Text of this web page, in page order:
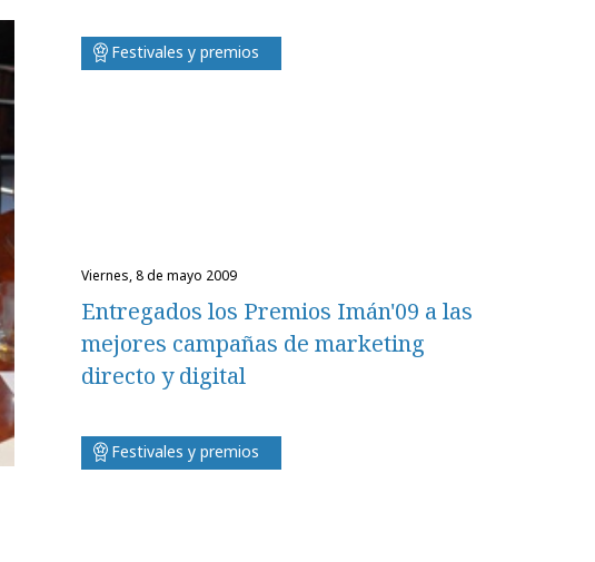
Festivales y premios
viernes, 8 de mayo 2009
Entregados los Premios Imán'09 a las
mejores campañas de marketing
directo y digital
Festivales y premios